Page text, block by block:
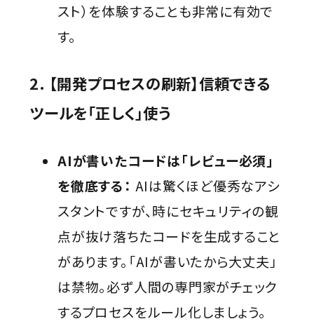
スト）を体験することも非常に有効で
す。
2. 【開発プロセスの刷新】信頼できる
ツールを「正しく」使う
AIが書いたコードは「レビュー必須」
を徹底する： AIは驚くほど優秀なアシ
スタントですが、時にセキュリティの観
点が抜け落ちたコードを生成すること
があります。「AIが書いたから大丈夫」
は禁物。必ず人間の専門家がチェック
するプロセスをルール化しましょう。